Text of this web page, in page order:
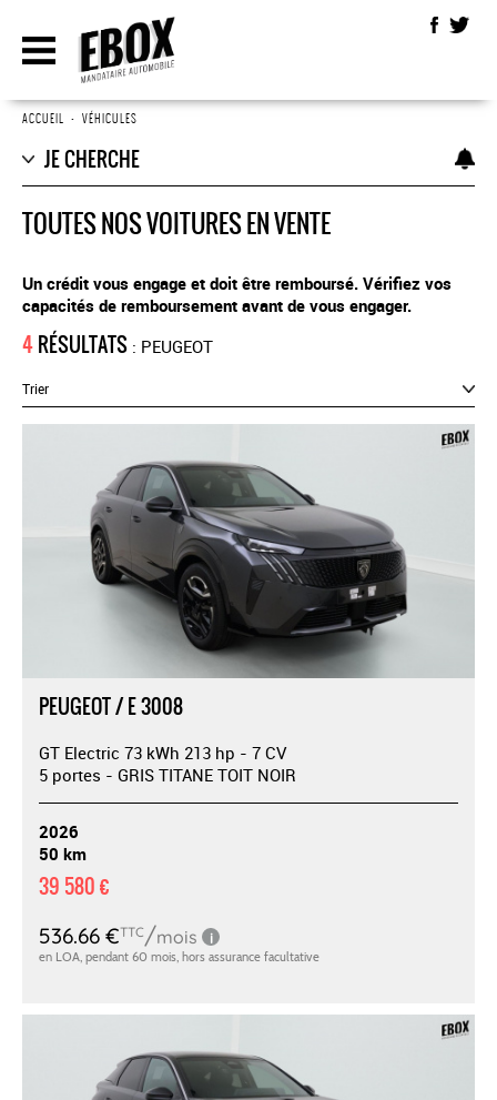
ACCUEIL • VÉHICULES
JE CHERCHE
TOUTES NOS VOITURES EN VENTE
Un crédit vous engage et doit être remboursé. Vérifiez vos
capacités de remboursement avant de vous engager.
4RÉSULTATS : PEUGEOT
Trier
PEUGEOT / E 3008
GT Electric 73 kWh 213 hp - 7 CV
5 portes - GRIS TITANE TOIT NOIR
2026
50 km
39 580 €